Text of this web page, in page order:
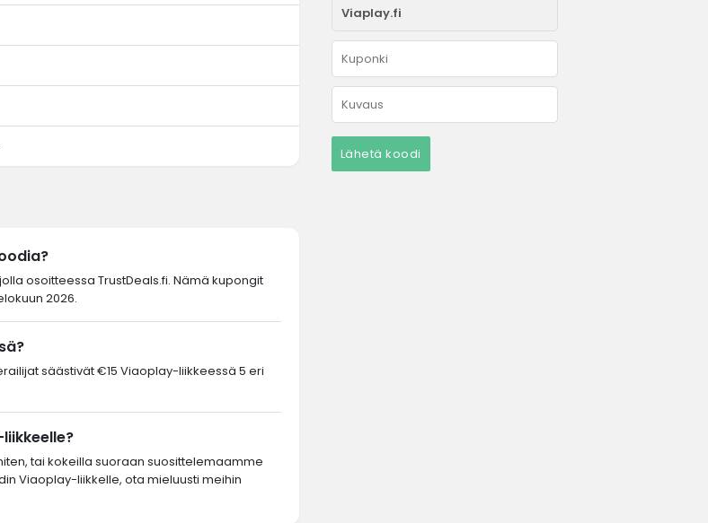
Lähetä koodi
osoitteessa TrustDeals.fi. Nämä kupongit
2026.
säästivät €15 Viaoplay-liikkeessä 5 eri
tai kokeilla suoraan suosittelemaamme
Viaoplay-liikkelle, ota mieluusti meihin